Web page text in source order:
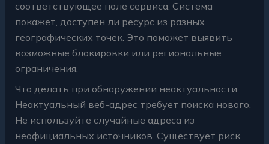
соответствующее поле сервиса. Система
покажет, доступен ли ресурс из разных
географических точек. Это поможет выявить
возможные блокировки или региональные
ограничения.
Что делать при обнаружении неактуальности
Неактуальный веб-адрес требует поиска нового.
Не используйте случайные адреса из
неофициальных источников. Существует риск